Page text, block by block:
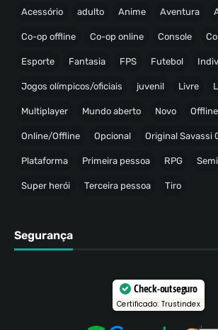
Acessório adulto Anime Aventura
Co-op offline Co-op online Console
Esporte Fantasia FPS Futebol
Jogos olímpicos/oficiais juvenil Livre
Multiplayer Mundo aberto Novo Offline
Online/Offline Opcional Original Savassi
Plataforma Primeira pessoa RPG
Super herói Terceira pessoa Tiro
Segurança
Check-out seguro
Certificado: Trustindex